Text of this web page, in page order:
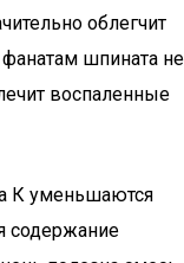
облегчит
шпината не
воспаленные
К уменьшаются
содержание